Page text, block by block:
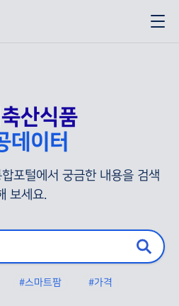
축산식품
데이터
포털에서 궁금한 내용을 검색
보세요.
#스마트팜
#가격